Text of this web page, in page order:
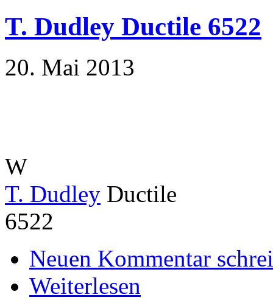
T. Dudley Ductile 6522
20. Mai 2013
W
T. Dudley Ductile
6522
Neuen Kommentar
Weiterlesen